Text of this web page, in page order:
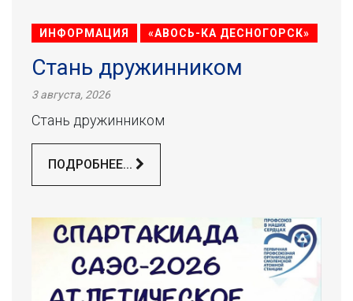
ИНФОРМАЦИЯ «АВОСЬ-КА ДЕСНОГОРСК»
Стань дружинником
3 августа, 2026
Стань дружинником
ПОДРОБНЕЕ...